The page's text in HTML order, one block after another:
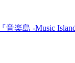
楽島 -Music